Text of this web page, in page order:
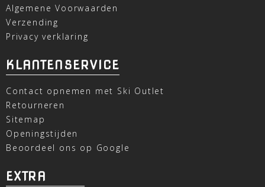
Algemene Voorwaarden
Verzending
Privacy verklaring
KLANTENSERVICE
Contact opnemen met Ski Outlet
Retourneren
Sitemap
Openingstijden
Beoordeel ons op Google
EXTRA